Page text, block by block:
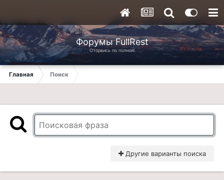
Форумы FullRest
Оторвись по полной!
Главная Поиск
Другие варианты поиска